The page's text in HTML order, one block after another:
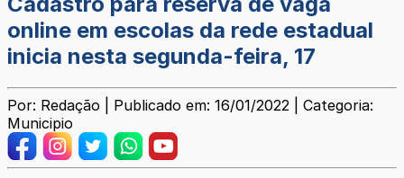
online em escolas da rede estadual
inicia nesta segunda-feira, 17
Por: Redação | Publicado em: 16/01/2022 | Categoria:
Municipio